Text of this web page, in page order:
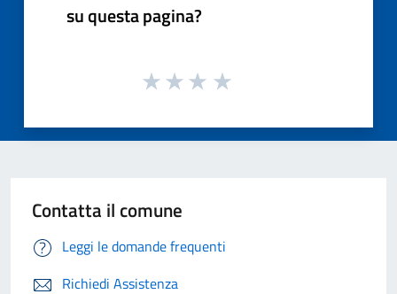
su questa pagina?
Contatta il comune
Leggi le domande frequenti
Richiedi Assistenza